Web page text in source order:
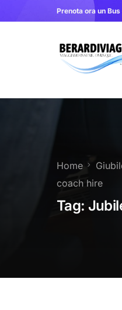
Prenota ora un
Home
coach hire
Tag: